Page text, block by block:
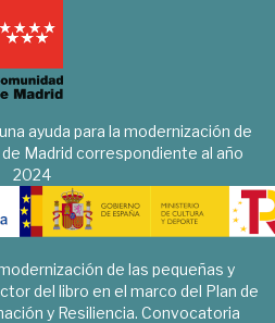
ayuda para la modernización de
Madrid correspondiente al año
2024
de las pequeñas y
del libro en el marco del Plan de
y Resiliencia. Convocatoria